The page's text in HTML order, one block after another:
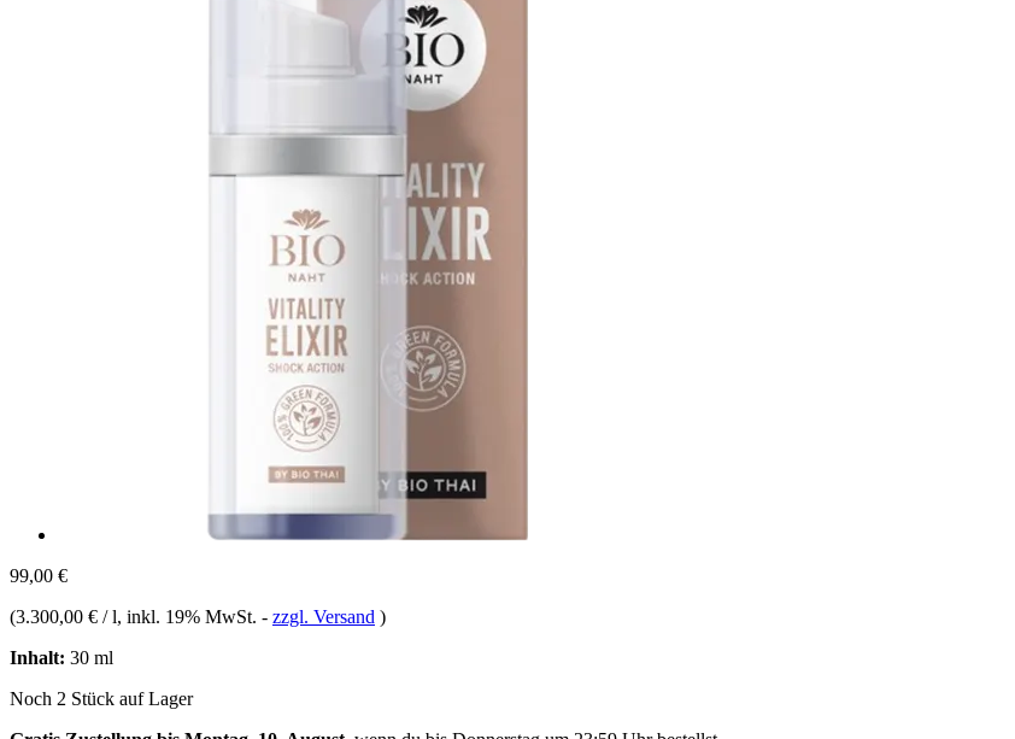
99,00 €
(3.300,00 € / l, inkl. 19% MwSt. - zzgl. Versand )
Inhalt: 30 ml
Noch 2 Stück auf Lager